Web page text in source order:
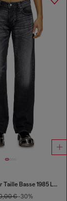
Jeans Regular Taille Basse 1985 Larkee
€-30%